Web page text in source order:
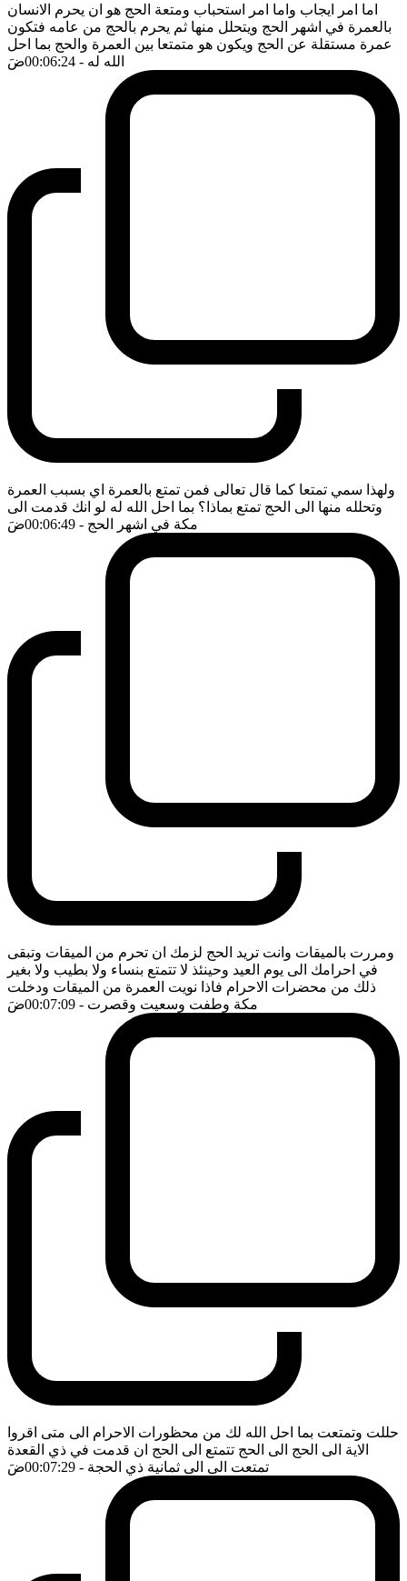
اما امر ايجاب واما امر استحباب ومتعة الحج هو ان يحرم الانسان
بالعمرة في اشهر الحج ويتحلل منها ثم يحرم بالحج من عامه فتكون
عمرة مستقلة عن الحج ويكون هو متمتعا بين العمرة والحج بما احل
الله له - 00:06:24 ضَ
ولهذا سمي تمتعا كما قال تعالى فمن تمتع بالعمرة اي بسبب العمرة
وتحلله منها الى الحج تمتع بماذا؟ بما احل الله له لو انك قدمت الى
مكة في اشهر الحج - 00:06:49 ضَ
ومررت بالميقات وانت تريد الحج لزمك ان تحرم من الميقات وتبقى
في احرامك الى يوم العيد وحينئذ لا تتمتع بنساء ولا بطيب ولا بغير
ذلك من محضرات الاحرام فاذا نويت العمرة من الميقات ودخلت
مكة وطفت وسعيت وقصرت - 00:07:09 ضَ
حللت وتمتعت بما احل الله لك من محظورات الاحرام الى متى اقروا
الاية الى الحج الى الحج تتمتع الى الحج ان قدمت في ذي القعدة
تمتعت الى الى ثمانية ذي الحجة - 00:07:29 ضَ